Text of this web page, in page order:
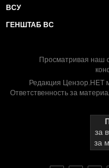
ВСУ
ГЕНШТАБ ВС
Просматривая наш
Редакция Цензор.НЕТ
Ответственность за
за
за